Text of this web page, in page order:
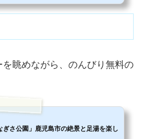
。日帰りで桜島を観光するときにも、とても利用しやすい温泉
な噴煙が立ち上っていました！&...
眺めながら、のんびり無料の
ぎさ公園」鹿児島市の絶景と足湯を楽し